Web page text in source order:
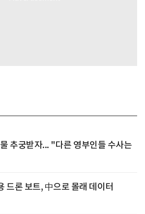
추궁받자... "다른 영부인들 수사는
드론 보트, 中으로 몰래 데이터